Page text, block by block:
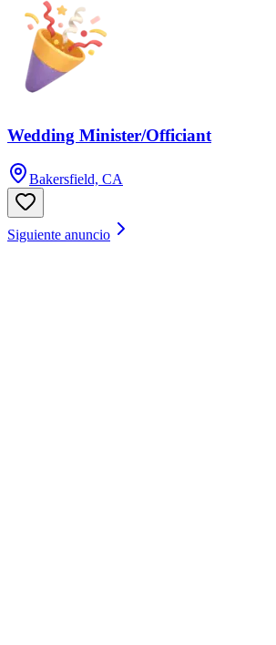
Wedding Minister/Officiant
Bakersfield, CA
Siguiente anuncio